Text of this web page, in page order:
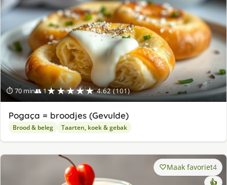
⏱ 70 min👥 1★★★★★ 4.62 (101)
Pogaça = broodjes (Gevulde)
Brood & beleg Taarten, koek & gebak
Maak favoriet4
👍